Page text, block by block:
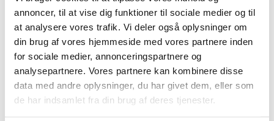
annoncer, til at vise dig funktioner til sociale medier og til
at analysere vores trafik. Vi deler også oplysninger om
din brug af vores hjemmeside med vores partnere inden
for sociale medier, annonceringspartnere og
analysepartnere. Vores partnere kan kombinere disse
data med andre oplysninger, du har givet dem, eller som
de har indsamlet fra din brug af deres tjenester.
Lynlås metal 40 cm
Zipper 45-49 cm
Lynlås med ring 45 cm
Lynlås nylon 45 cm
Lynlås 47 cm
Lynlåse 50 cm
Lynlåse 55 cm
Lynlåse 60 cm
Lynlåse 70-100 cm
Lynlås 100 cm